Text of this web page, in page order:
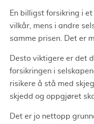
En billigst forsikring i
vilkår, mens i andre
samme prisen. Det er
Desto viktigere er det
forsikringen i
risikere å stå med
skjedd og oppgjøret
Det er jo nettopp